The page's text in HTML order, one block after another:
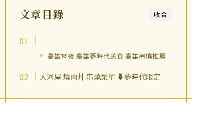
收合
文章目錄
高雄宵夜 高雄夢時代美食 高雄串燒推薦
大河屋 燒肉丼 串燒菜單 ⬇️夢時代限定